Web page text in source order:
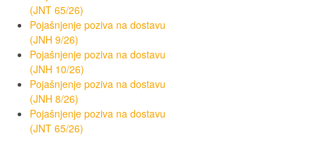
(JNT 65/26)
Pojašnjenje poziva na dostavu
(JNH 9/26)
Pojašnjenje poziva na dostavu
(JNH 10/26)
Pojašnjenje poziva na dostavu
(JNH 8/26)
Pojašnjenje poziva na dostavu
(JNT 65/26)